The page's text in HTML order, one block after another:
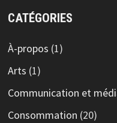
CATÉGORIES
À-propos (1)
Arts (1)
Communication et
Consommation (20)